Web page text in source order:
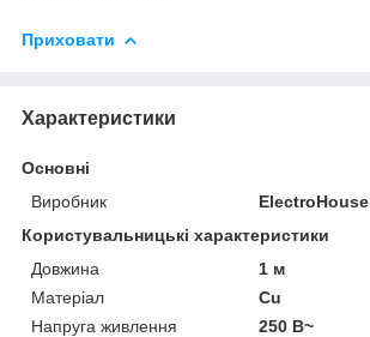
Приховати
Характеристики
Основні
Виробник
ElectroHouse
Користувальницькі характеристики
Довжина
1 м
Матеріал
Cu
Напруга живлення
250 В~